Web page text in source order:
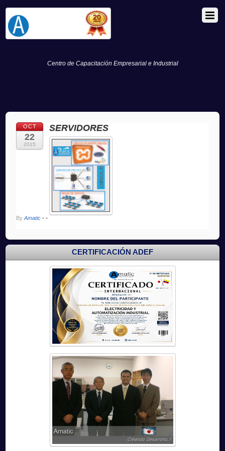
Centro de Capacitación Empresarial e Industrial
OCT
22
2015
SERVIDORES
ByAmatic • •
CERTIFICACIÓN ADEF